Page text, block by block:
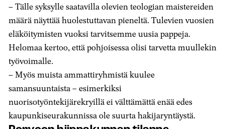
– Tälle syksylle saatavilla olevien teologian maistereiden
määrä näyttää huolestuttavan pieneltä. Tulevien vuosien
eläköitymisten vuoksi tarvitsemme uusia pappeja.
Helomaa kertoo, että pohjoisessa olisi tarvetta muullekin
työvoimalle.
– Myös muista ammattiryhmistä kuulee
samansuuntaista – esimerkiksi
nuorisotyöntekijärekryillä ei välttämättä enää edes
kaupunkiseurakunnissa ole suurta hakijaryntäystä.